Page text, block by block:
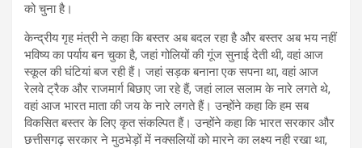
को चुना है।
केन्द्रीय गृह मंत्री ने कहा कि बस्तर अब बदल रहा है और बस्तर अब भय नहीं
भविष्य का पर्याय बन चुका है, जहां गोलियों की गूंज सुनाई देती थी, वहां आज
स्कूल की घंटियां बज रही हैं। जहां सड़क बनाना एक सपना था, वहां आज
रेलवे ट्रैक और राजमार्ग बिछाए जा रहे हैं, जहां लाल सलाम के नारे लगते थे,
वहां आज भारत माता की जय के नारे लगते हैं। उन्होंने कहा कि हम सब
विकसित बस्तर के लिए कृत संकल्पित हैं। उन्होंने कहा कि भारत सरकार और
छत्तीसगढ़ सरकार ने मुठभेड़ों में नक्सलियों को मारने का लक्ष्य नही रखा था,